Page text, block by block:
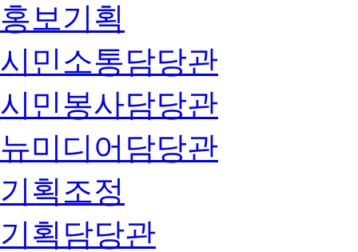
홍보기획
시민소통담당관
시민봉사담당관
뉴미디어담당관
기획조정
기획담당관